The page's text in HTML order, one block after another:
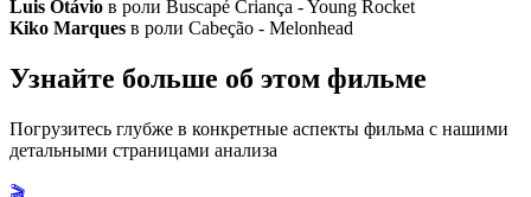
Luis Otávio в роли Buscapé Criança - Young Rocket
Kiko Marques в роли Cabeção - Melonhead
Узнайте больше об этом фильме
Погрузитесь глубже в конкретные аспекты фильма с нашими
детальными страницами анализа